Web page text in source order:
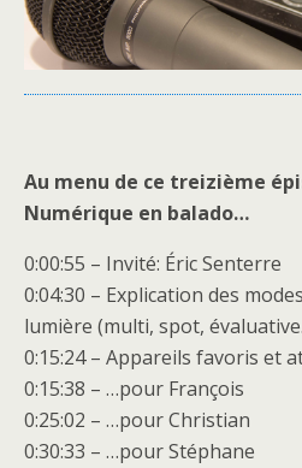
Au menu de ce treizième
Numérique en balado…
0:00:55 – Invité: Éric Senterre
0:04:30 – Explication des
lumière (multi, spot,
0:15:24 – Appareils favoris et
0:15:38 – …pour François
0:25:02 – …pour Christian
0:30:33 – …pour Stéphane